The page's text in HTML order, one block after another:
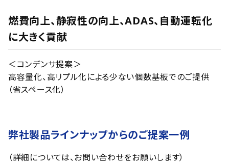
燃費向上、静寂性の向上、ADAS、自動運転化
に大きく貢献
＜コンデンサ提案＞
高容量化、高リプル化による少ない個数基板でのご提供
（省スペース化）
弊社製品ラインナップからのご提案一例
（詳細については、お問い合わせをお願いします）